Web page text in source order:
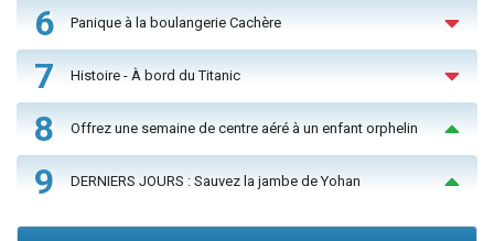
6 Panique à la boulangerie Cachère
7 Histoire - À bord du Titanic
8 Offrez une semaine de centre aéré à un enfant orphelin
9 DERNIERS JOURS : Sauvez la jambe de Yohan